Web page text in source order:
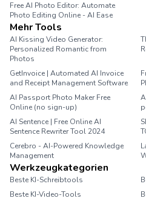
Free AI Photo Editor: Automate
Photo Editing Online - AI Ease
Mehr Tools
AI Kissing Video Generator:
Personalized Romantic from
Photos
GetInvoice | Automated AI Invoice
and Receipt Management Software
AI Passport Photo Maker Free
Online (no sign-up)
AI Sentence | Free Online AI
Sentence Rewriter Tool 2024
Cerebro - AI-Powered Knowledge
Management
Werkzeugkategorien
Beste KI-Schreibtools
Beste KI-Video-Tools